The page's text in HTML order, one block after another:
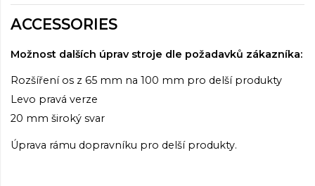
ACCESSORIES
Možnost dalších úprav stroje dle požadavků zákazníka:
Rozšíření os z 65 mm na 100 mm pro delší produkty
Levo pravá verze
20 mm široký svar
Úprava rámu dopravníku pro delší produkty.